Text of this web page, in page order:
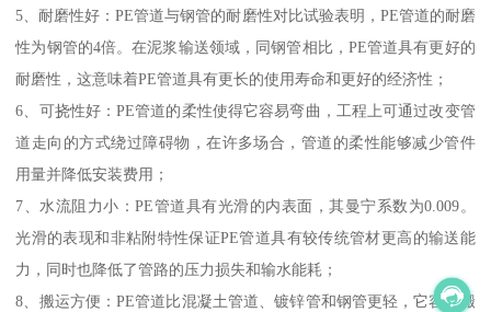
5、耐磨性好：PE管道与钢管的耐磨性对比试验表明，PE管道的耐磨
性为钢管的4倍。在泥浆输送领域，同钢管相比，PE管道具有更好的
耐磨性，这意味着PE管道具有更长的使用寿命和更好的经济性；
6、可挠性好：PE管道的柔性使得它容易弯曲，工程上可通过改变管
道走向的方式绕过障碍物，在许多场合，管道的柔性能够减少管件
用量并降低安装费用；
7、水流阻力小：PE管道具有光滑的内表面，其曼宁系数为0.009。
光滑的表现和非粘附特性保证PE管道具有较传统管材更高的输送能
力，同时也降低了管路的压力损失和输水能耗；
8、搬运方便：PE管道比混凝土管道、镀锌管和钢管更轻，它容易搬